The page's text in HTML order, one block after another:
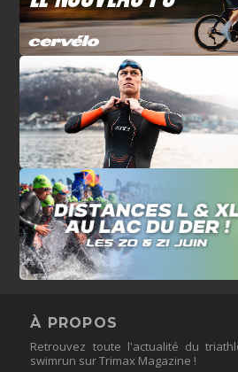
À PROPOS
Retrouvez toute l'actualité du
swimrun sur Trimax Magazine !